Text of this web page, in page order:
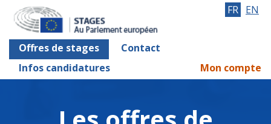
Offres de stages
Contact
Infos candidatures
FR EN
Mon compte